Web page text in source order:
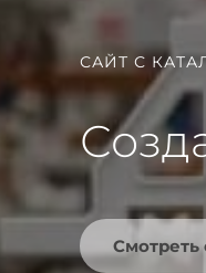
САЙТ С
Смотреть